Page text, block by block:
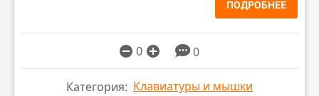
ПОДРОБНЕЕ
0 0
Категория: Клавиатуры и мышки